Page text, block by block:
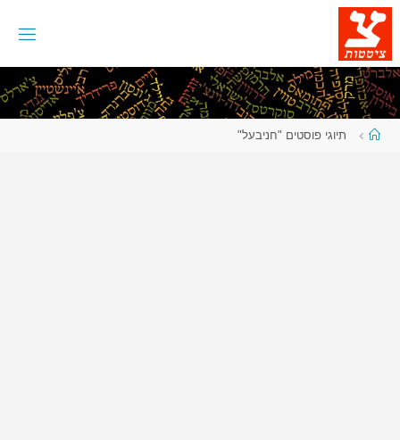
דלגו
לתוכן
עמודתיוגי פוסטים "חניבעל"